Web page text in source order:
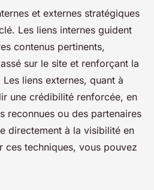
et externes stratégiques
Les liens internes guident
contenus pertinents,
sur le site et renforçant la
liens externes, quant à
une crédibilité renforcée, en
reconnues ou des partenaires
directement à la visibilité en
ces techniques, vous pouvez